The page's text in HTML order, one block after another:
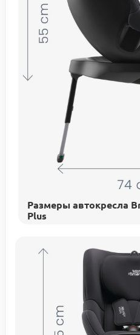
Размеры автокресла
Plus